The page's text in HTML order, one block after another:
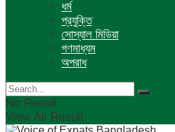
ধর্ম
প্রযুক্তি
সোস্যাল মিডিয়া
গণমাধ্যম
অপরাধ
No Result
View All Result